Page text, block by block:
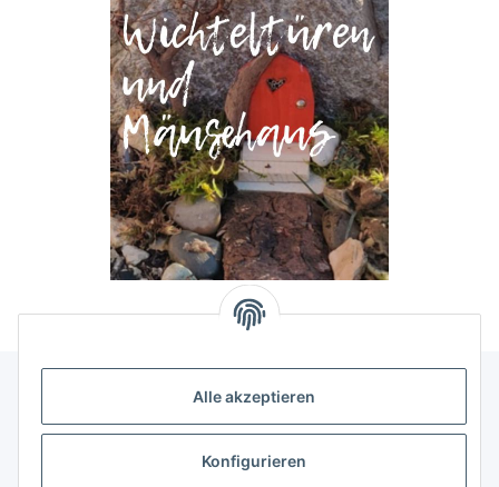
Alle akzeptieren
Konfigurieren
Allgemeine Informationen